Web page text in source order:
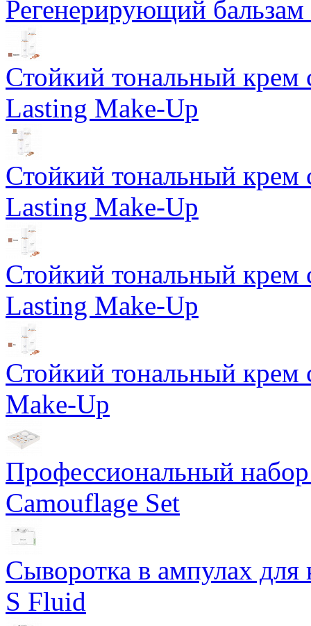
Регенерирующий
Стойкий тональный
Lasting Make-Up
Стойкий тональный
Lasting Make-Up
Стойкий тональный
Lasting Make-Up
Стойкий тональный
Make-Up
Профессиональный
Camouflage Set
Сыворотка в ампулах для
S Fluid